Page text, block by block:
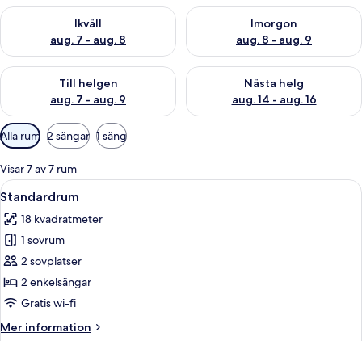
Ikväll
aug. 7 - aug. 8
Kontrollera tillgängligheten för ikväll aug. 7 - aug. 8
Imorgon
aug. 8 - aug. 9
Kontrollera tillgängligheten
Till helgen
aug. 7 - aug. 9
Kontrollera tillgängligheten för den här helgen aug. 7 - aug. 9
Nästa helg
aug. 14 - aug. 16
Kontrollera tillgängligheten
Tillgängliga
filter
för
rum
Alla rum 2 sängar 1 säng
Visar 7 av 7 rum
Öppna
alla
foton
för
Standardrum
Ett hotellrum med två sängar, ett
9
Standardrum
18 kvadratmeter
1 sovrum
2 sovplatser
2 enkelsängar
Gratis wi-fi
Mer information
Mer